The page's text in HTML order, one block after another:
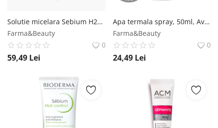
Solutie micelara Sebium H2O, 250ml, Bioderma Bioderma
Farma&Beauty
0
59,49 Lei
Apa termala spray, 50ml, Avene Avene
Farma&Beauty
0
24,49 Lei